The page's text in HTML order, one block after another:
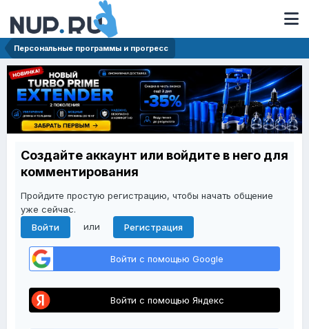
Персональные программы и прогресс
Создайте аккаунт или войдите в него для
комментирования
Пройдите простую регистрацию, чтобы начать общение
уже сейчас.
Войти
или Регистрация
Войти с помощью Google
Войти с помощью Яндекс